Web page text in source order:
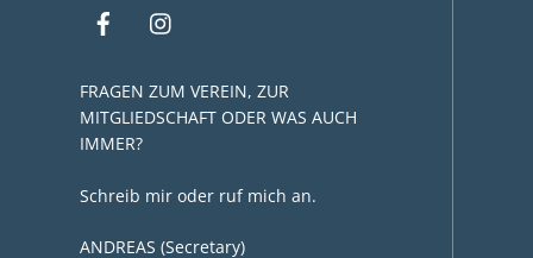
FRAGEN ZUM VEREIN, ZUR
MITGLIEDSCHAFT ODER WAS AUCH
IMMER?
Schreib mir oder ruf mich an.
ANDREAS (Secretary)